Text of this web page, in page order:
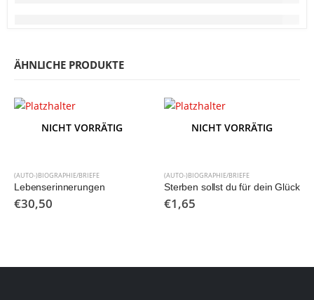
ÄHNLICHE PRODUKTE
NICHT VORRÄTIG
(AUTO-)BIOGRAPHIE/BRIEFE
Lebenserinnerungen
€30,50
NICHT VORRÄTIG
(AUTO-)BIOGRAPHIE/BRIEFE
Sterben sollst du für dein Glück
€1,65